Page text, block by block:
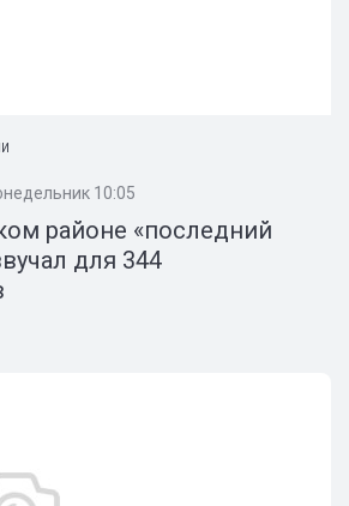
10:05
районе «последний
для 344